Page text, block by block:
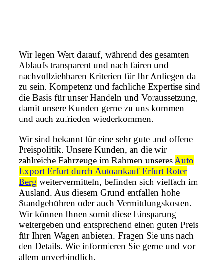
Wir legen Wert darauf, während des gesamten
Ablaufs transparent und nach fairen und
nachvollziehbaren Kriterien für Ihr Anliegen da
zu sein. Kompetenz und fachliche Expertise sind
die Basis für unser Handeln und Voraussetzung,
damit unsere Kunden gerne zu uns kommen
und auch zufrieden wiederkommen.
Wir sind bekannt für eine sehr gute und offene
Preispolitik. Unsere Kunden, an die wir
zahlreiche Fahrzeuge im Rahmen unseres Auto
Export Erfurt durch Autoankauf Erfurt Roter
Berg weitervermitteln, befinden sich vielfach im
Ausland. Aus diesem Grund entfallen hohe
Standgebühren oder auch Vermittlungskosten.
Wir können Ihnen somit diese Einsparung
weitergeben und entsprechend einen guten Preis
für Ihren Wagen anbieten. Fragen Sie uns nach
den Details. Wie informieren Sie gerne und vor
allem unverbindlich.